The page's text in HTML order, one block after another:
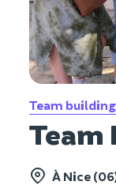
Team
Team
À Nice